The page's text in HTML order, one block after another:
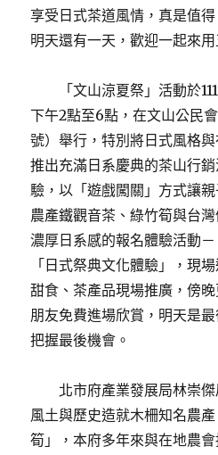
享受日式茶道風情，真是值
明天還有一天，歡迎一起來
「文山涼夏祭」活動於
下午2點至6點，在文山公民
號）舉行，特別將日式風格
推出充滿日系慶典的茶山行
驗，以「遊戲闖關」方式讓
農產鐵觀音茶、綠竹筍與台
濃厚日系感的報名體驗活動
「日式祭典文化體驗」，現
甜食、茶產品現場推廣，傍
朋友免費進場欣賞，明天是
把握最後機會。
北市府產業發展局林崇傑
風土與歷史造就木柵知名農
筍」，本府多年來與在地農